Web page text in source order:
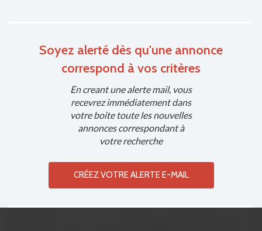
Soyez alerté dès qu'une annonce
correspond à vos critères
En creant une alerte mail, vous
recevrez immédiatement dans
votre boite toute les nouvelles
annonces correspondant à
votre recherche
CRÉEZ VOTRE ALERTE E-MAIL